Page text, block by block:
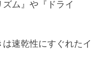
ム』や『ドライ
速乾性にすぐれたイ